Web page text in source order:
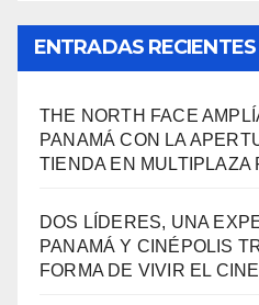
ENTRADAS RECIENTES
THE NORTH FACE
PANAMÁ CON LA
TIENDA EN MULTIPLAZA
DOS LÍDERES, UNA
PANAMÁ Y CINÉPOLIS
FORMA DE VIVIR EL CINE